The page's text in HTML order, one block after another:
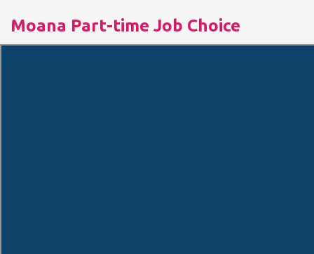
Moana Part-time Job Choice